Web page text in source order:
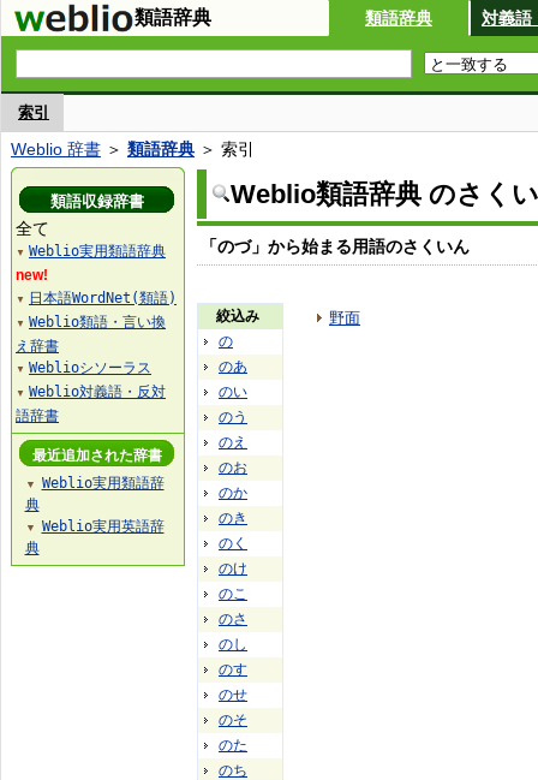
類語辞典 類語辞典 対義語
索引
Weblio 辞書 ＞ 類語辞典 ＞ 索引
Weblio類語辞典 のさく
「のづ」から始まる用語のさくいん
絞込み
の
のあ
のい
のう
のえ
のお
のか
のき
のく
のけ
のこ
のさ
のし
のす
のせ
のそ
のた
のち
野面
類語収録辞書
全て
▼ Weblio実用類語辞典
new!
▼ 日本語WordNet(類語)
▼ Weblio類語・言い換
え辞書
▼ Weblioシソーラス
▼ Weblio対義語・反対
語辞書
最近追加された辞書
▼
Weblio実用類語辞
典
▼
Weblio実用英語辞
典